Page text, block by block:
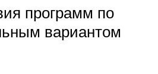
программ по
вариантом